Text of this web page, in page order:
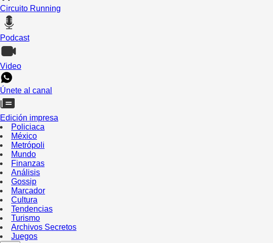
Circuito Running
Podcast
Video
Únete al canal
Edición impresa
Policiaca
México
Metrópoli
Mundo
Finanzas
Análisis
Gossip
Marcador
Cultura
Tendencias
Turismo
Archivos Secretos
Juegos